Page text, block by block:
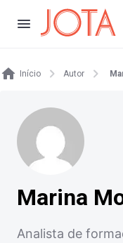
Início Autor
Marina
Analista de